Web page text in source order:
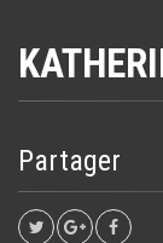
Partager